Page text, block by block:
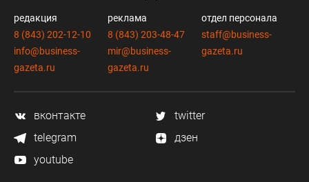
редакция
8 (843) 202-12-10
info@business-
gazeta.ru
реклама
8 (843) 203-48-47
mir@business-
gazeta.ru
отдел персонала
staff@business-
gazeta.ru
вконтакте
twitter
telegram
дзен
youtube